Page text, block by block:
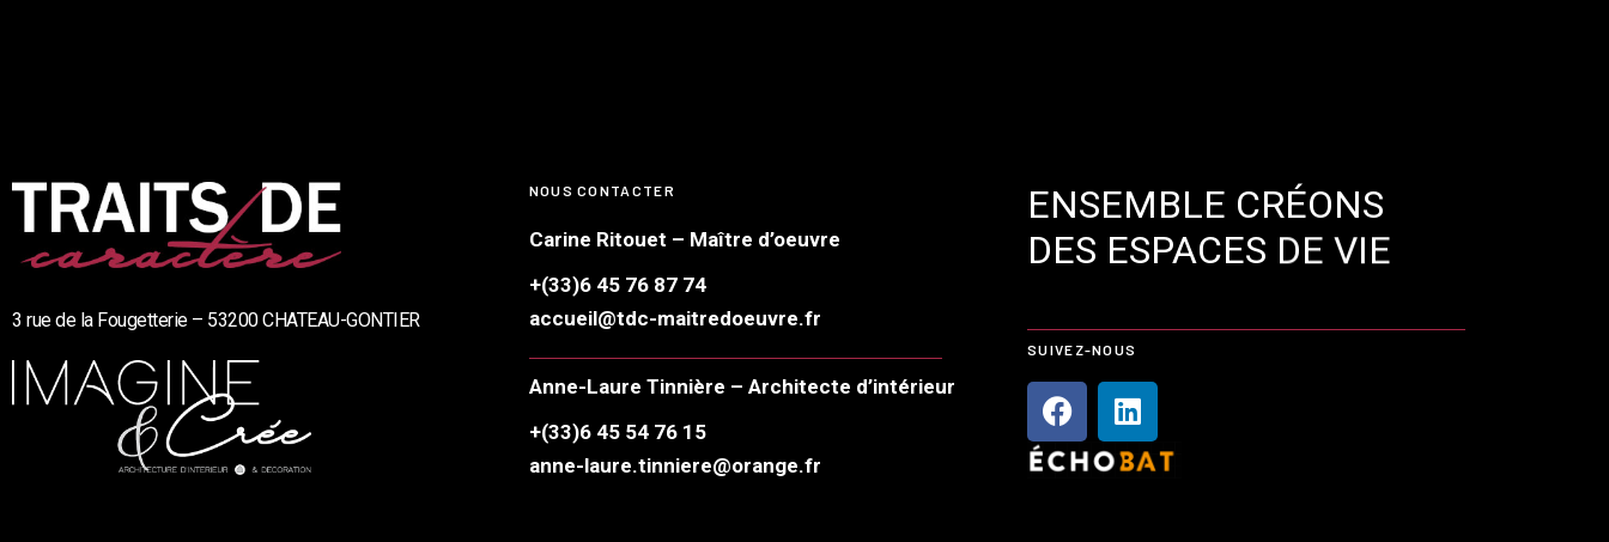
3 rue de la Fougetterie – 53200 CHATEAU-GONTIER
NOUS CONTACTER
Carine Ritouet – Maître d’oeuvre
+(33)6 45 76 87 74
accueil@tdc-maitredoeuvre.fr
Anne-Laure Tinnière – Architecte d’intérieur
+(33)6 45 54 76 15
anne-laure.tinniere@orange.fr
ENSEMBLE CRÉONS
DES ESPACES DE VIE
SUIVEZ-NOUS